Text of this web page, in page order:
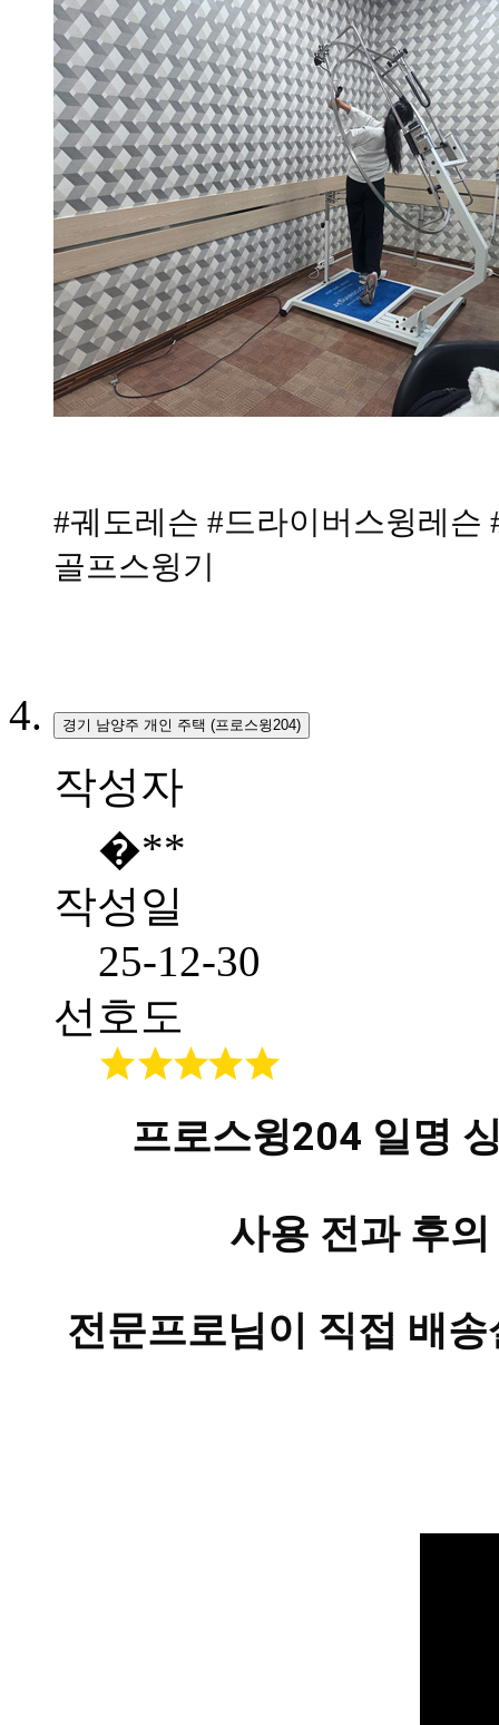
#궤도레슨 #드라이버스윙레슨
골프스윙기
경기 남양주 개인 주택 (프로스윙204)
작성자
�**
작성일
25-12-30
선호도
프로스윙204 일명
사용 전과 후
전문프로님이 직접 배